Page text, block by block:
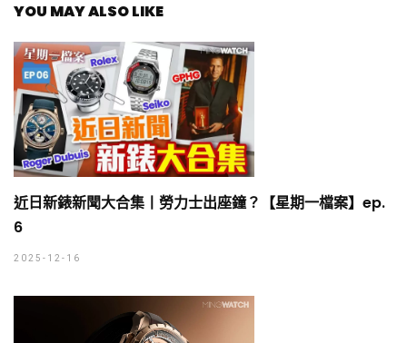
YOU MAY ALSO LIKE
近日新錶新聞大合集丨勞力士出座鐘？【星期一檔案】ep.
6
2025-12-16